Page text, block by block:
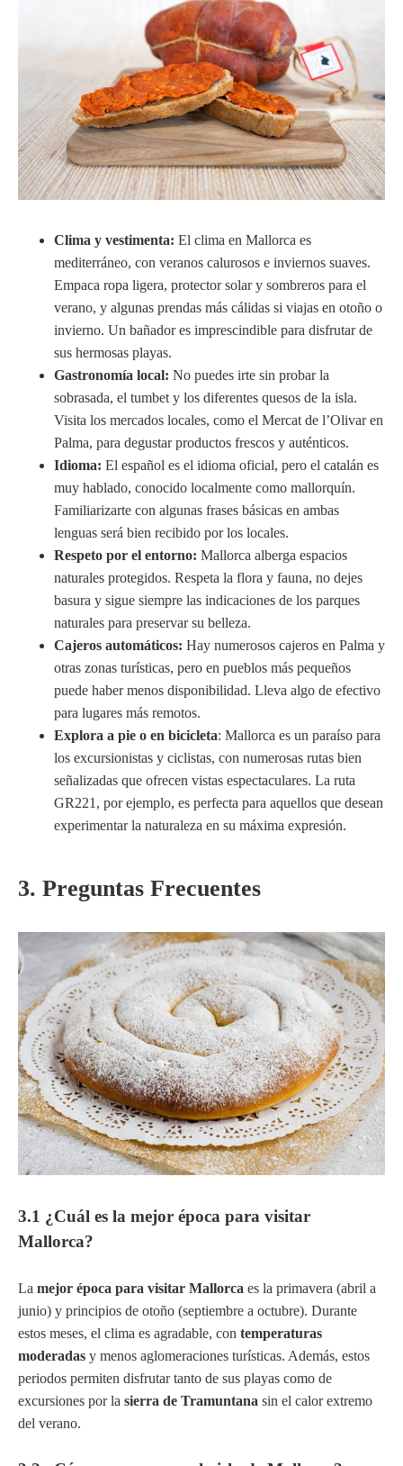
Clima y vestimenta: El clima en Mallorca es
mediterráneo, con veranos calurosos e inviernos suaves.
Empaca ropa ligera, protector solar y sombreros para el
verano, y algunas prendas más cálidas si viajas en otoño o
invierno. Un bañador es imprescindible para disfrutar de
sus hermosas playas.
Gastronomía local: No puedes irte sin probar la
sobrasada, el tumbet y los diferentes quesos de la isla.
Visita los mercados locales, como el Mercat de l’Olivar en
Palma, para degustar productos frescos y auténticos.
Idioma: El español es el idioma oficial, pero el catalán es
muy hablado, conocido localmente como mallorquín.
Familiarizarte con algunas frases básicas en ambas
lenguas será bien recibido por los locales.
Respeto por el entorno: Mallorca alberga espacios
naturales protegidos. Respeta la flora y fauna, no dejes
basura y sigue siempre las indicaciones de los parques
naturales para preservar su belleza.
Cajeros automáticos: Hay numerosos cajeros en Palma y
otras zonas turísticas, pero en pueblos más pequeños
puede haber menos disponibilidad. Lleva algo de efectivo
para lugares más remotos.
Explora a pie o en bicicleta: Mallorca es un paraíso para
los excursionistas y ciclistas, con numerosas rutas bien
señalizadas que ofrecen vistas espectaculares. La ruta
GR221, por ejemplo, es perfecta para aquellos que desean
experimentar la naturaleza en su máxima expresión.
3. Preguntas Frecuentes
3.1 ¿Cuál es la mejor época para visitar
Mallorca?
La mejor época para visitar Mallorca es la primavera (abril a
junio) y principios de otoño (septiembre a octubre). Durante
estos meses, el clima es agradable, con temperaturas
moderadas y menos aglomeraciones turísticas. Además, estos
periodos permiten disfrutar tanto de sus playas como de
excursiones por la sierra de Tramuntana sin el calor extremo
del verano.